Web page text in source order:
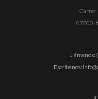
Carrer
07800
Llámenos:
Escríbanos: